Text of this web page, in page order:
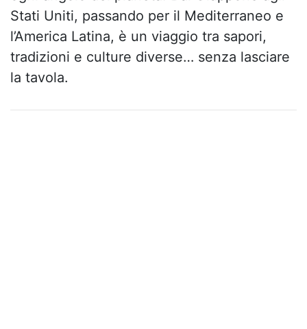
Stati Uniti, passando per il Mediterraneo e
l’America Latina, è un viaggio tra sapori,
tradizioni e culture diverse… senza lasciare
la tavola.